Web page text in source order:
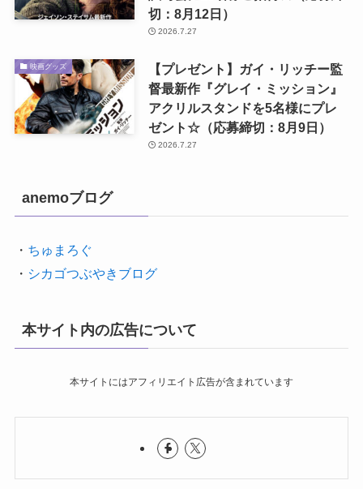
切：8月12日）
2026.7.27
映画グッズ
【プレゼント】ガイ・リッチー監
督最新作『グレイ・ミッション』
アクリルスタンドを5名様にプレ
ゼント☆（応募締切：8月9日）
2026.7.27
anemoブログ
・ ちゅまろぐ
・ シカゴつぶやきブログ
本サイト内の広告について
本サイトにはアフィリエイト広告が含まれています